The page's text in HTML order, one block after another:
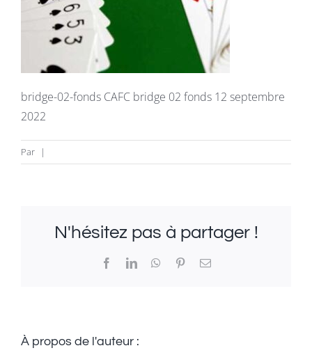
La revue
FAQ
Infos & Contacts
bridge-02-fonds CAFC bridge 02 fonds 12 septembre
2022
Par |
N'hésitez pas à partager !
FacebookLinkedInWhatsApp
PinterestEmail
À propos de l'auteur :